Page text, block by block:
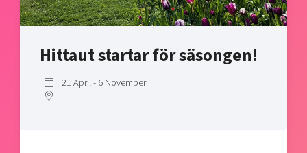
Shaping cities and regions
East Sweden Tech Women
Upscaling
Startup & industry collaboration
Offers to boost your business
Our community of companies
Projects
Publications
Project toolbox
Hittaut startar för säsongen!
21 April - 6 November